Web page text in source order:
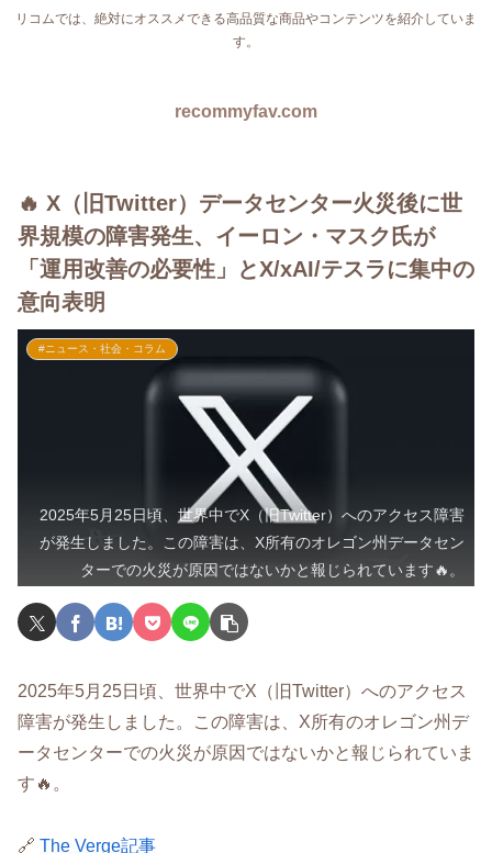
リコムでは、絶対にオススメできる高品質な商品やコンテンツを紹介していま
す。
recommyfav.com
🔥 X（旧Twitter）データセンター火災後に世
界規模の障害発生、イーロン・マスク氏が
「運用改善の必要性」とX/xAI/テスラに集中の
意向表明
#ニュース・社会・コラム
2025年5月25日頃、世界中でX（旧Twitter）へのアクセス障害
が発生しました。この障害は、X所有のオレゴン州データセン
ターでの火災が原因ではないかと報じられています🔥。
2025年5月25日頃、世界中でX（旧Twitter）へのアクセス
障害が発生しました。この障害は、X所有のオレゴン州デ
ータセンターでの火災が原因ではないかと報じられていま
す🔥。
🔗 The Verge記事